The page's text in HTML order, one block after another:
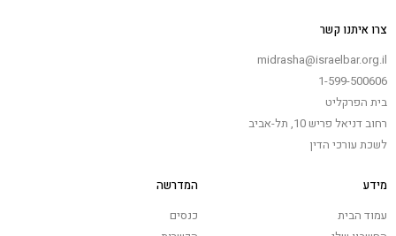
צרו איתנו קשר
midrasha@israelbar.org.il
1-599-500606
בית הפרקליט
רחוב דניאל פריש 10, תל-אביב
לשכת עורכי הדין
מידע
עמוד הבית
המדרשה
כנסים